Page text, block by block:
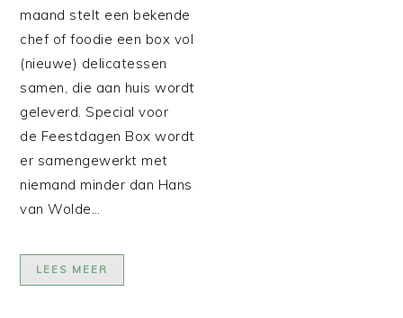
maand stelt een bekende
chef of foodie een box vol
(nieuwe) delicatessen
samen, die aan huis wordt
geleverd. Special voor
de Feestdagen Box wordt
er samengewerkt met
niemand minder dan Hans
van Wolde…
LEES MEER